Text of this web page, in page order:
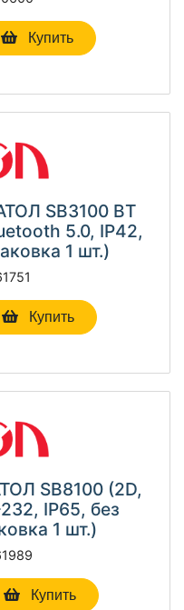
Купить
SB3100 BT
5.0, IP42,
1 шт.)
Купить
SB8100 (2D,
IP65, без
1 шт.)
Купить